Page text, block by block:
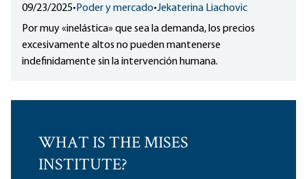
09/23/2025• Poder y mercado•Jekaterina Liachovic
Por muy «inelástica» que sea la demanda, los precios
excesivamente altos no pueden mantenerse
indefinidamente sin la intervención humana.
WHAT IS THE MISES
INSTITUTE?